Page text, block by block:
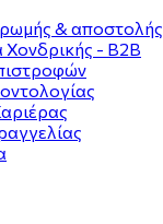
& αποστολής
Χονδρικής - B2B